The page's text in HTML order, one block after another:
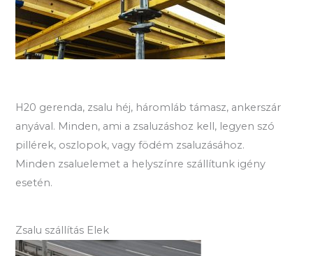
H20 gerenda, zsalu héj, háromláb támasz, ankerszár
anyával. Minden, ami a zsaluzáshoz kell, legyen szó
pillérek, oszlopok, vagy födém zsaluzásához.
Minden zsaluelemet a helyszínre szállítunk igény
esetén.
Zsalu szállítás Elek